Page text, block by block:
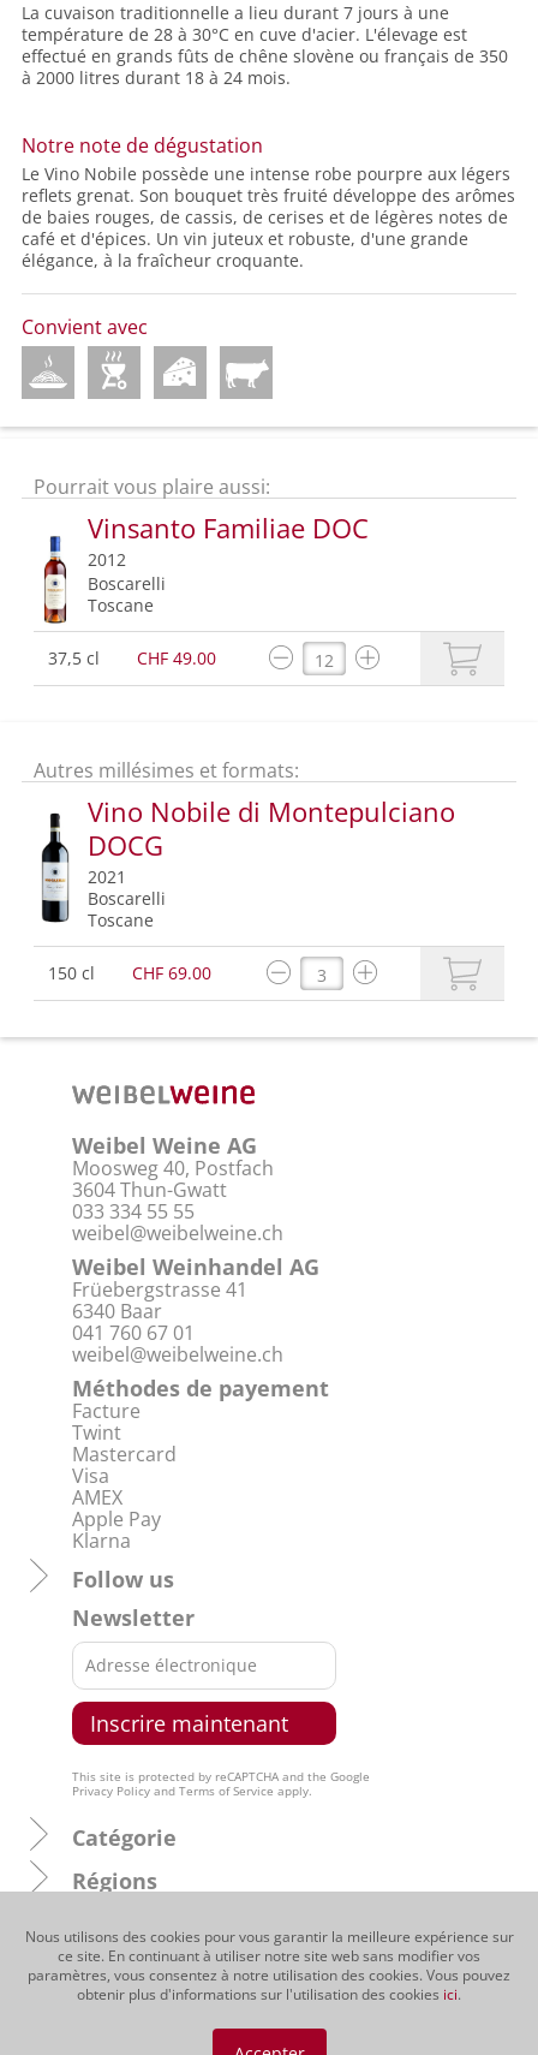
Nous utilisons des cookies pour vous garantir la meilleure expérience sur
ce site. En continuant à utiliser notre site web sans modifier vos
paramètres, vous consentez à notre utilisation des cookies. Vous pouvez
obtenir plus d'informations sur l'utilisation des cookies ici.
La cuvaison traditionnelle a lieu durant 7 jours à une
température de 28 à 30°C en cuve d'acier. L'élevage est
effectué en grands fûts de chêne slovène ou français de 350
à 2000 litres durant 18 à 24 mois.
Notre note de dégustation
Le Vino Nobile possède une intense robe pourpre aux légers
reflets grenat. Son bouquet très fruité développe des arômes
de baies rouges, de cassis, de cerises et de légères notes de
café et d'épices. Un vin juteux et robuste, d'une grande
élégance, à la fraîcheur croquante.
Convient avec
Pourrait vous plaire aussi:
Vinsanto Familiae DOC
2012
Boscarelli
Toscane
37,5 cl CHF 49.00
Autres millésimes et formats:
Vino Nobile di Montepulciano
DOCG
2021
Boscarelli
Toscane
150 cl CHF 69.00
Weibel Weine AG
Moosweg 40, Postfach
3604 Thun-Gwatt
033 334 55 55
weibel@weibelweine.ch
Weibel Weinhandel AG
Früebergstrasse 41
6340 Baar
041 760 67 01
weibel@weibelweine.ch
Méthodes de payement
Facture
Twint
Mastercard
Visa
AMEX
Apple Pay
Klarna
Follow us
Newsletter
This site is protected by reCAPTCHA and the Google
Privacy Policy and Terms of Service apply.
Catégorie
Régions
Producteurs
Cépages
De nous